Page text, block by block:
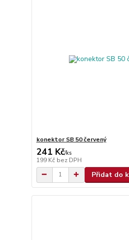
konektor SB 50 červený
241 Kč/ks
199 Kč bez DPH
Přidat do